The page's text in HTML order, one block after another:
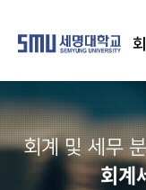
회계 및 세무
회계